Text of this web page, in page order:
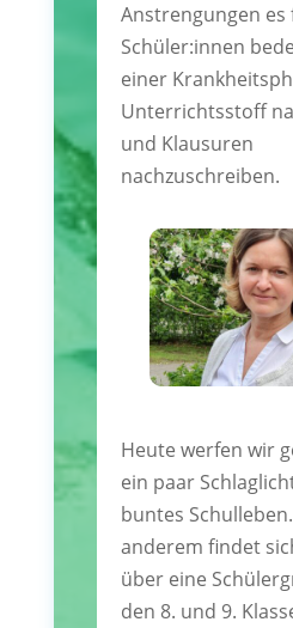
Anstrengungen es
Schüler:innen
einer
Unterrichtsstoff
und Klausuren
nachzuschreiben.
Heute werfen wir
ein paar
buntes
anderem findet
über eine
den 8. und 9.